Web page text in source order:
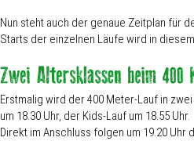
Nun steht auch der genaue Zeitplan für
Starts der einzelnen Läufe wird in
Erstmalig wird der 400 Meter-Lauf in
um 18.30 Uhr, der Kids-Lauf um 18.55 Uhr.
Direkt im Anschluss folgen um 19.20 Uhr